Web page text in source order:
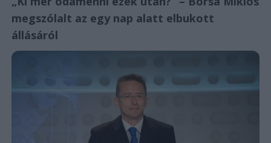
megszólalt az egy nap alatt elbukott
állásáról